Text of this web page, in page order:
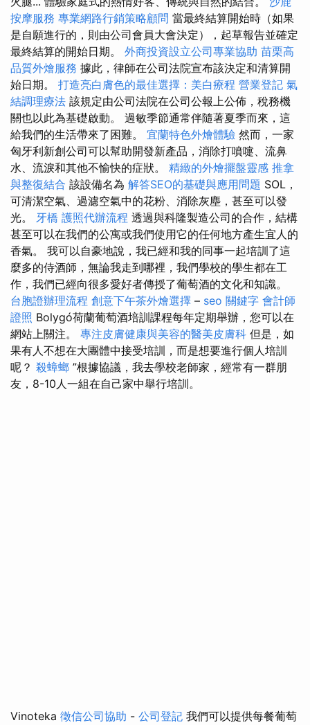
按摩服務 專業網路行銷策略顧問 當最終結算開始時（如果
是自願進行的，則由公司會員大會決定），起草報告並確定
最終結算的開始日期。 外商投資設立公司專業協助 苗栗高
品質外燴服務 據此，律師在公司法院宣布該決定和清算開
始日期。 打造亮白膚色的最佳選擇：美白療程 營業登記 氣
結調理療法 該規定由公司法院在公司公報上公佈，稅務機
關也以此為基礎啟動。 過敏季節通常伴隨著夏季而來，這
給我們的生活帶來了困難。 宜蘭特色外燴體驗 然而，一家
匈牙利新創公司可以幫助開發新產品，消除打噴嚏、流鼻
水、流淚和其他不愉快的症狀。 精緻的外燴擺盤靈感 推拿
與整復結合 該設備名為 解答SEO的基礎與應用問題 SOL，
可清潔空氣、過濾空氣中的花粉、消除灰塵，甚至可以發
光。 牙橋 護照代辦流程 透過與科隆製造公司的合作，結構
甚至可以在我們的公寓或我們使用它的任何地方產生宜人的
香氣。 我可以自豪地說，我已經和我的同事一起培訓了這
麼多的侍酒師，無論我走到哪裡，我們學校的學生都在工
作，我們已經向很多愛好者傳授了葡萄酒的文化和知識。
台胞證辦理流程 創意下午茶外燴選擇 – seo 關鍵字 會計師
證照 Bolygó荷蘭葡萄酒培訓課程每年定期舉辦，您可以在
網站上關注。 專注皮膚健康與美容的醫美皮膚科 但是，如
果有人不想在大團體中接受培訓，而是想要進行個人培訓
呢？ 殺蟑螂 ”根據協議，我去學校老師家，經常有一群朋
友，8-10人一組在自己家中舉行培訓。
Vinoteka 徵信公司協助 - 公司登記 我們可以提供每餐葡萄